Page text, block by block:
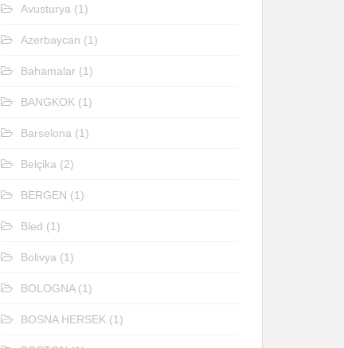
Avusturya (1)
Azerbaycan (1)
Bahamalar (1)
BANGKOK (1)
Barselona (1)
Belçika (2)
BERGEN (1)
Bled (1)
Bolivya (1)
BOLOGNA(1)
BOSNA HERSEK (1)